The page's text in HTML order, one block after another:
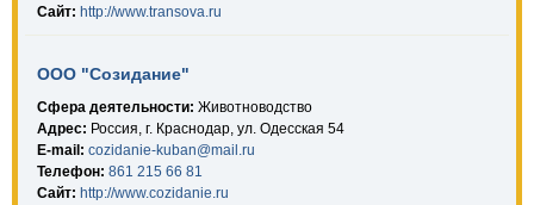
Сайт: http://www.transova.ru
ООО "Созидание"
Сфера деятельности: Животноводство
Адрес: Россия, г. Краснодар, ул. Одесская 54
E-mail: cozidanie-kuban@mail.ru
Телефон: 861 215 66 81
Сайт: http://www.cozidanie.ru